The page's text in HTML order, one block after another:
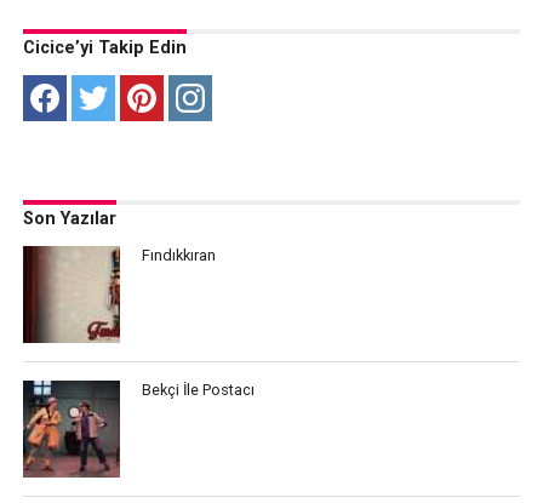
Cicice’yi Takip Edin
Son Yazılar
Fındıkkıran
Bekçi İle Postacı